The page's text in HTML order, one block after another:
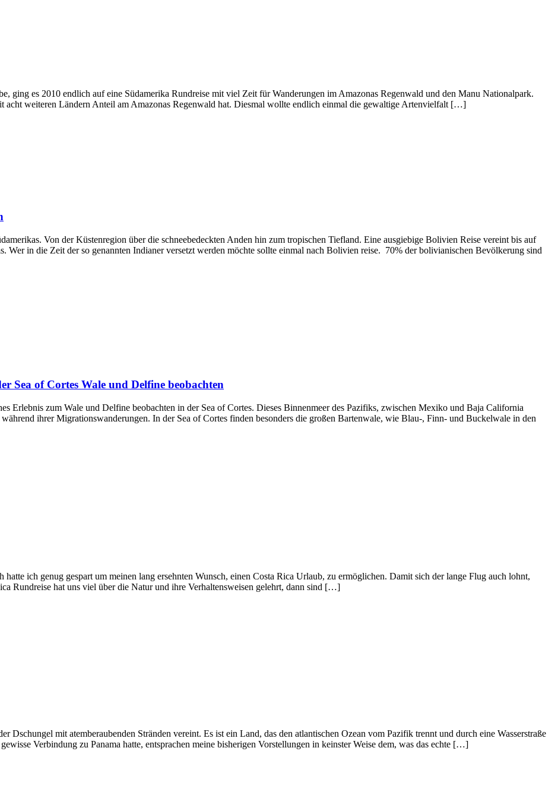
ging es 2010 endlich auf eine Südamerika Rundreise mit viel Zeit für Wanderungen im Amazonas Regenwald und den Manu Nationalpark.
acht weiteren Ländern Anteil am Amazonas Regenwald hat. Diesmal wollte endlich einmal die gewaltige Artenvielfalt […]
Von der Küstenregion über die schneebedeckten Anden hin zum tropischen Tiefland. Eine ausgiebige Bolivien Reise vereint bis auf
Wer in die Zeit der so genannten Indianer versetzt werden möchte sollte einmal nach Bolivien reise. 70% der bolivianischen Bevölkerung sind
Sea of Cortes Wale und Delfine beobachten
Erlebnis zum Wale und Delfine beobachten in der Sea of Cortes. Dieses Binnenmeer des Pazifiks, zwischen Mexiko und Baja California
ihrer Migrationswanderungen. In der Sea of Cortes finden besonders die großen Bartenwale, wie Blau-, Finn- und Buckelwale in den
ich genug gespart um meinen lang ersehnten Wunsch, einen Costa Rica Urlaub, zu ermöglichen. Damit sich der lange Flug auch lohnt,
Rundreise hat uns viel über die Natur und ihre Verhaltensweisen gelehrt, dann sind […]
Dschungel mit atemberaubenden Stränden vereint. Es ist ein Land, das den atlantischen Ozean vom Pazifik trennt und durch eine Wasserstraße
Verbindung zu Panama hatte, entsprachen meine bisherigen Vorstellungen in keinster Weise dem, was das echte […]